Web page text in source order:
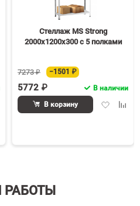
Стеллаж MS Strong
2000х1200х300 c 5 полками
7273 ₽ −1501 ₽
5772 ₽ В наличии
Добавить
В корзину